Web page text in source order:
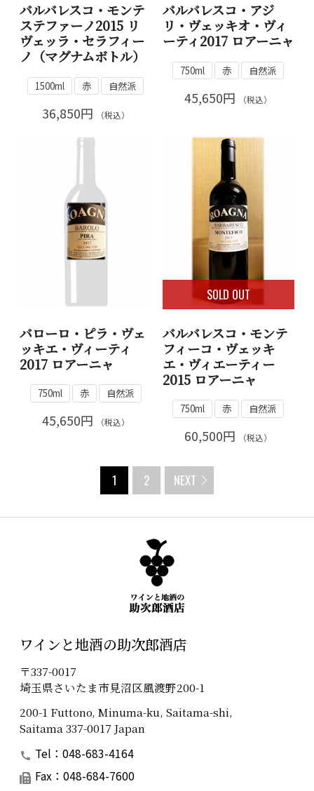
バルバレスコ・モンテ
ステファーノ2015 リ
ヴェッラ・セラフィー
ノ（マグナムボトル）
1500ml 赤 自然派
36,850円 （税込）
バルバレスコ・アジ
リ・ヴェッキオ・ヴィ
ーティ2017 ロアーニャ
750ml 赤 自然派
45,650円 （税込）
バローロ・ピラ・ヴェ
ッキエ・ヴィーティ
2017 ロアーニャ
750ml 赤 自然派
45,650円 （税込）
SOLD OUT
バルバレスコ・モンテ
フィーコ・ヴェッキ
エ・ヴィエーティー
2015 ロアーニャ
750ml 赤 自然派
60,500円 （税込）
1 2 NEXT
ワインと地酒の助次郎酒店
〒337-0017
埼玉県さいたま市見沼区風渡野200-1
200-1 Futtono, Minuma-ku, Saitama-shi,
Saitama 337-0017 Japan
Tel：048-683-4164
Fax：048-684-7600